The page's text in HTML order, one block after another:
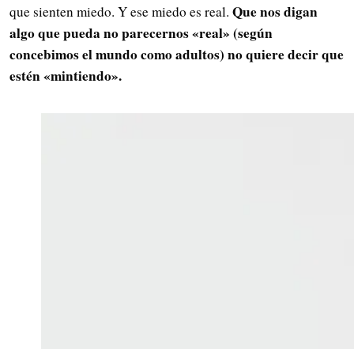
que sienten miedo. Y ese miedo es real. Que nos digan
algo que pueda no parecernos «real» (según
concebimos el mundo como adultos) no quiere decir que
estén «mintiendo».